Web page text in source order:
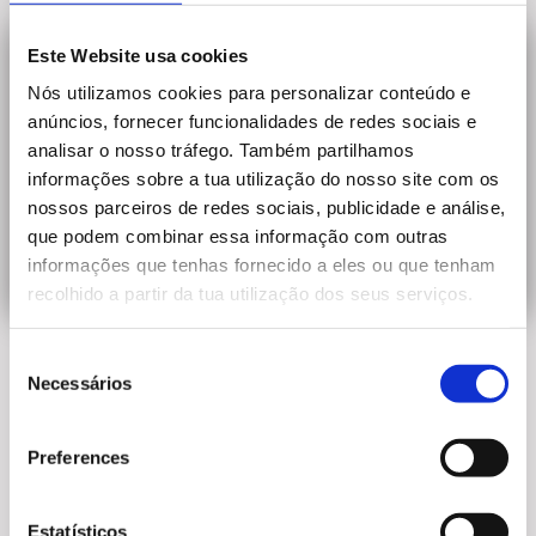
Este Website usa cookies
Nós utilizamos cookies para personalizar conteúdo e
anúncios, fornecer funcionalidades de redes sociais e
analisar o nosso tráfego. Também partilhamos
informações sobre a tua utilização do nosso site com os
nossos parceiros de redes sociais, publicidade e análise,
que podem combinar essa informação com outras
informações que tenhas fornecido a eles ou que tenham
recolhido a partir da tua utilização dos seus serviços.
Selection
Necessários
Preferences
Estatísticos
vai trabalhar toda a base muscular do facelift para
redefinir, firmar e suavizar as linhas do sorriso.
Exercícios, massagem modeladora, massagem de